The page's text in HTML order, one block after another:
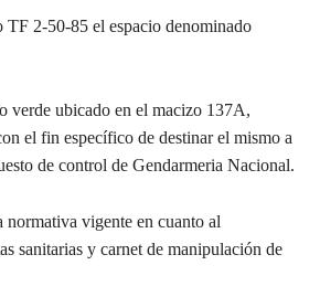
TF 2-50-85 el espacio denominado
verde ubicado en el macizo 137A,
el fin específico de destinar el mismo a
de control de Gendarmeria Nacional.
normativa vigente en cuanto al
sanitarias y carnet de manipulación de